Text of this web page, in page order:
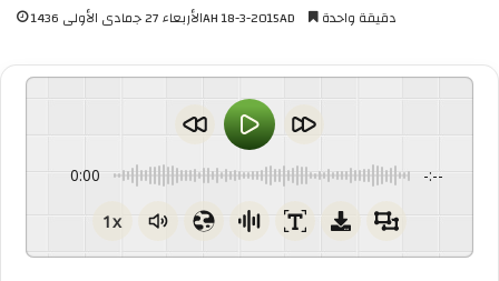
الأربعاء 27 جمادى الأولى 1436AH 18-3-2015AD دقيقة واحدة
0:00 -:--
1x